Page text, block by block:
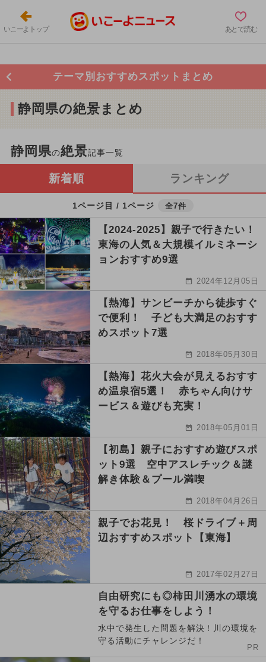
いこーよトップ あとで読む
テーマ別おすすめスポットまとめ
静岡県の絶景まとめ
静岡県の絶景記事一覧
新着順 ランキング
1ページ目 / 1ページ 全7件
【2024-2025】親子で行きたい！
東海の人気＆大規模イルミネーシ
ョンおすすめ9選
2024年12月05日
【熱海】サンビーチから徒歩すぐ
で便利！ 子ども大満足のおすす
めスポット7選
2018年05月30日
【熱海】花火大会が見えるおすす
め温泉宿5選！ 赤ちゃん向けサ
ービス＆遊びも充実！
2018年05月01日
【初島】親子におすすめ遊びスポ
ット9選 空中アスレチック＆謎
解き体験＆プール満喫
2018年04月26日
親子でお花見！ 桜ドライブ＋周
辺おすすめスポット【東海】
2017年02月27日
自由研究にも◎柿田川湧水の環境
を守るお仕事をしよう！
水中で発生した問題を解決！川の環境を
守る活動にチャレンジだ！
PR